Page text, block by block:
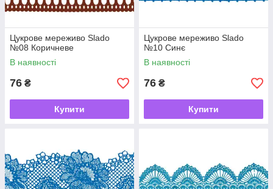
Цукрове мереживо Slado
№08 Коричневе
В наявності
76 ₴
Купити
Цукрове мереживо Slado
№10 Синє
В наявності
76 ₴
Купити